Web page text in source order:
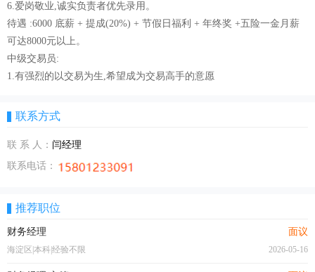
6.爱岗敬业,诚实负责者优先录用。
待遇 :6000 底薪 + 提成(20%) + 节假日福利 + 年终奖 +五险一金月薪
可达8000元以上。
中级交易员:
1.有强烈的以交易为生,希望成为交易高手的意愿
联系方式
联 系 人： 闫经理
联系电话：
推荐职位
财务经理 面议
海淀区|本科|经验不限 2026-05-16